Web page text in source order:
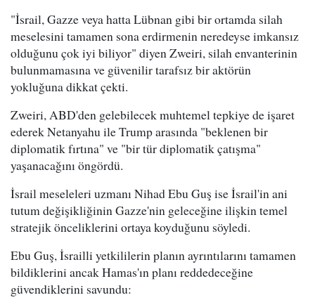
"İsrail, Gazze veya hatta Lübnan gibi bir ortamda silah
meselesini tamamen sona erdirmenin neredeyse imkansız
olduğunu çok iyi biliyor" diyen Zweiri, silah envanterinin
bulunmamasına ve güvenilir tarafsız bir aktörün
yokluğuna dikkat çekti.
Zweiri, ABD'den gelebilecek muhtemel tepkiye de işaret
ederek Netanyahu ile Trump arasında "beklenen bir
diplomatik fırtına" ve "bir tür diplomatik çatışma"
yaşanacağını öngördü.
İsrail meseleleri uzmanı Nihad Ebu Guş ise İsrail'in ani
tutum değişikliğinin Gazze'nin geleceğine ilişkin temel
stratejik önceliklerini ortaya koyduğunu söyledi.
Ebu Guş, İsrailli yetkililerin planın ayrıntılarını tamamen
bildiklerini ancak Hamas'ın planı reddedeceğine
güvendiklerini savundu: